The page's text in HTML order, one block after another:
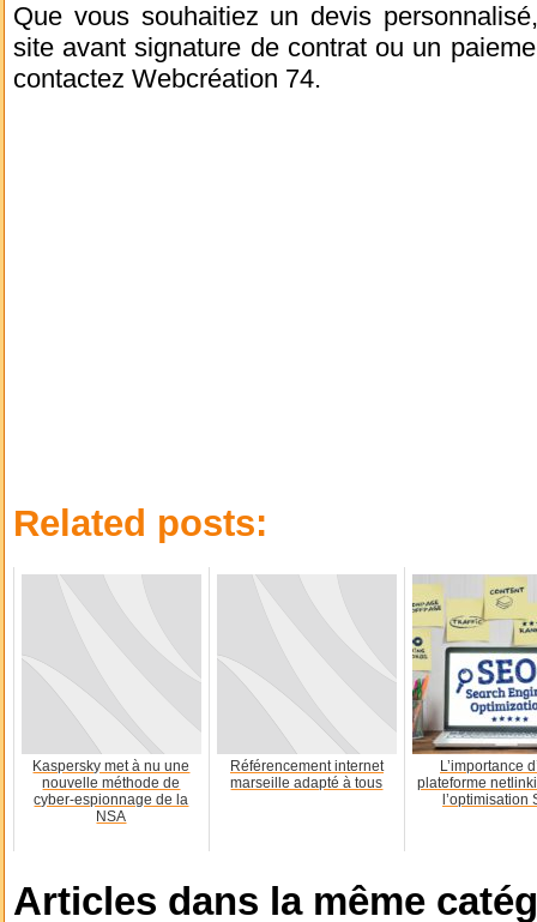
Que vous souhaitiez un devis
site avant signature de contrat ou un
contactez Webcréation 74.
Related posts:
Kaspersky met à nu une
nouvelle méthode de
cyber-espionnage de la
NSA
Référencement internet
marseille adapté à tous
L’importance
plateforme
l’optimisation
Articles dans la même